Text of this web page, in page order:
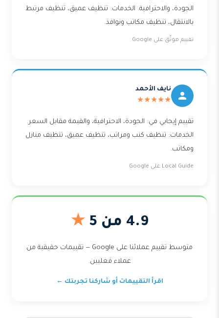
الجودة، والاحترافية. الخدمات: تنظيف عميق، تنظيف مرتبط
بالانتقال، تنظيف مكاتب ونوافذ.
تقييم موثّق على Google
نايف الأحمد
★★★★★
تقييم إيجابي في: الجودة، الاحترافية، والقيمة مقابل السعر.
الخدمات: تنظيف كنب ومراتب، تنظيف عميق، تنظيف منازل
ومكاتب.
Local Guide على Google
4.9 من 5 ★
متوسط تقييم عملائنا على Google — تقييمات حقيقية من
عملاء فعليين.
اقرأ التقييمات أو شاركنا تجربتك ←